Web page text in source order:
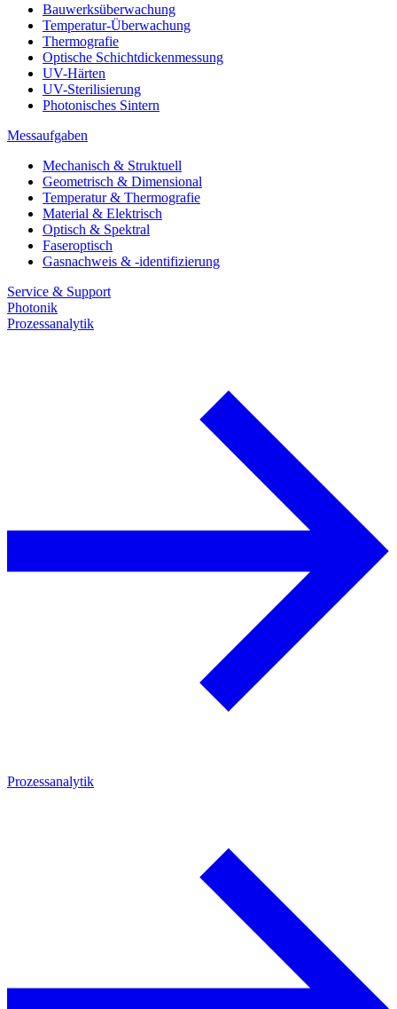
Bauwerksüberwachung
Temperatur-Überwachung
Thermografie
Optische Schichtdickenmessung
UV-Härten
UV-Sterilisierung
Photonisches Sintern
Messaufgaben
Mechanisch & Struktuell
Geometrisch & Dimensional
Temperatur & Thermografie
Material & Elektrisch
Optisch & Spektral
Faseroptisch
Gasnachweis & -identifizierung
Service & Support
Photonik
Prozessanalytik
Prozessanalytik